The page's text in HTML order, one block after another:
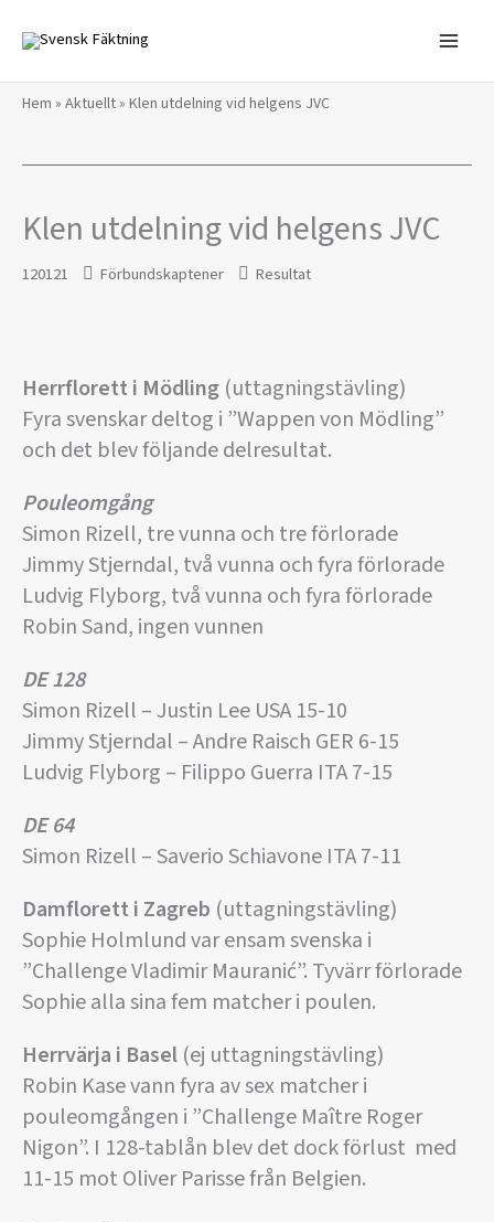
innehåll
Hem » Aktuellt» Klen utdelning vid helgens JVC
Klen utdelning vid helgens JVC
120121 Förbundskaptener Resultat
Herrflorett i Mödling (uttagningstävling)
Fyra svenskar deltog i ”Wappen von Mödling”
och det blev följande delresultat.
Pouleomgång
Simon Rizell, tre vunna och tre förlorade
Jimmy Stjerndal, två vunna och fyra förlorade
Ludvig Flyborg, två vunna och fyra förlorade
Robin Sand, ingen vunnen
DE 128
Simon Rizell – Justin Lee USA 15-10
Jimmy Stjerndal – Andre Raisch GER 6-15
Ludvig Flyborg – Filippo Guerra ITA 7-15
DE 64
Simon Rizell – Saverio Schiavone ITA 7-11
Damflorett i Zagreb (uttagningstävling)
Sophie Holmlund var ensam svenska i
”Challenge Vladimir Mauranić”. Tyvärr förlorade
Sophie alla sina fem matcher i poulen.
Herrvärja i Basel (ej uttagningstävling)
Robin Kase vann fyra av sex matcher i
pouleomgången i ”Challenge Maître Roger
Nigon”. I 128-tablån blev det dock förlust med
11-15 mot Oliver Parisse från Belgien.